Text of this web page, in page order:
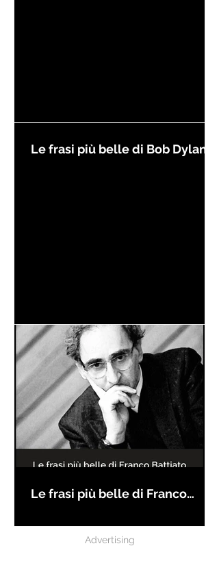
Le frasi più belle di Bob Dylan
Le frasi più belle di Franco
Advertising